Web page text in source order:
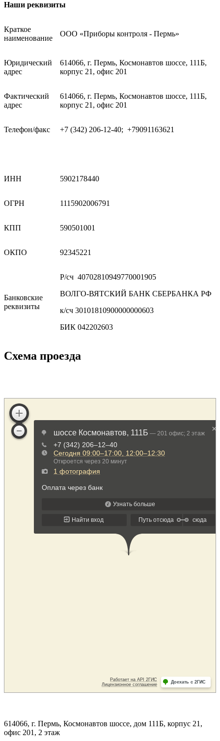
Наши реквизиты
Краткое
наименование
ООО «Приборы контроля - Пермь»
Юридический
адрес
614066, г. Пермь, Космонавтов шоссе, 111Б,
корпус 21, офис 201
Фактический
адрес
614066, г. Пермь, Космонавтов шоссе, 111Б,
корпус 21, офис 201
Телефон/факс +7 (342) 206-12-40; +79091163621
ИНН 5902178440
ОГРН 1115902006791
КПП 590501001
ОКПО 92345221
Банковские
реквизиты
Р/сч 40702810949770001905
ВОЛГО-ВЯТСКИЙ БАНК СБЕРБАНКА РФ
к/сч 30101810900000000603
БИК 042202603
Схема проезда
614066, г. Пермь, Космонавтов шоссе, дом 111Б, корпус 21,
офис 201, 2 этаж